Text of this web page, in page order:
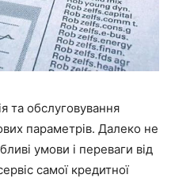
та обслуговування
параметрів. Далеко не
умови і переваги від
самої кредитної